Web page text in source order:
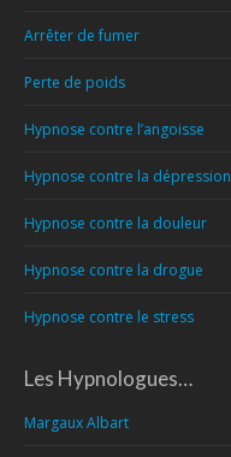
Arrêter de fumer
Perte de poids
Hypnose contre l’angoisse
Hypnose contre la dépression
Hypnose contre la douleur
Hypnose contre la drogue
Hypnose contre le stress
Les Hypnologues…
Margaux Albart